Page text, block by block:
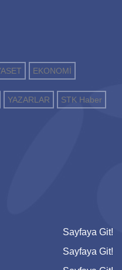
EKONOMİ
YAZARLAR STK Haber
Sayfaya Git!
Sayfaya Git!